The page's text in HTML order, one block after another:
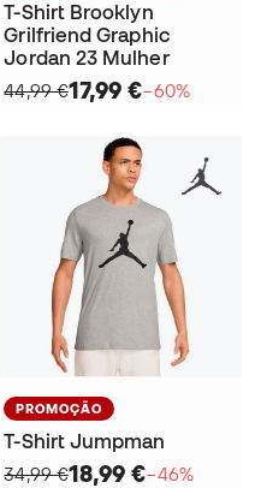
T-Shirt Brooklyn
Grilfriend Graphic
Jordan 23 Mulher
44,99 €17,99 €−60%
PROMOÇÃO
T-Shirt Jumpman
34,99 €18,99 €−46%